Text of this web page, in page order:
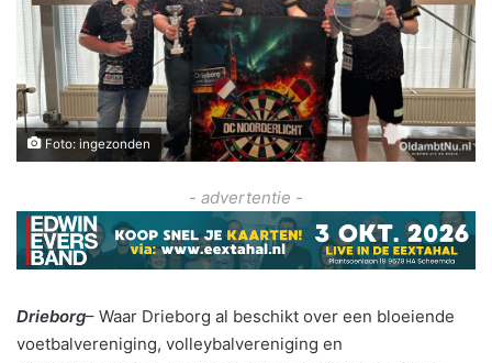
Foto: ingezonden
- advertentie -
Drieborg– Waar Drieborg al beschikt over een bloeiende
voetbalvereniging, volleybalvereniging en